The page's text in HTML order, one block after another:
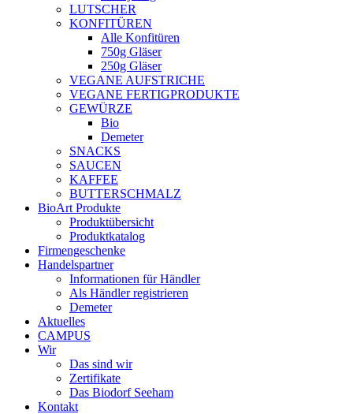
LUTSCHER
KONFITÜREN
Alle Konfitüren
750g Gläser
250g Gläser
VEGANE AUFSTRICHE
VEGANE FERTIGPRODUKTE
GEWÜRZE
Bio
Demeter
SNACKS
SAUCEN
KAFFEE
BUTTERSCHMALZ
BioArt Produkte
Produktübersicht
Produktkatalog
Firmengeschenke
Handelspartner
Informationen für Händler
Als Händler registrieren
Demeter
Aktuelles
CAMPUS
Wir
Das sind wir
Zertifikate
Das Biodorf Seeham
Kontakt